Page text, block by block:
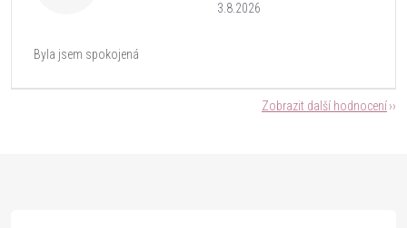
3.8.2026
Byla jsem spokojená
Zobrazit další hodnocení